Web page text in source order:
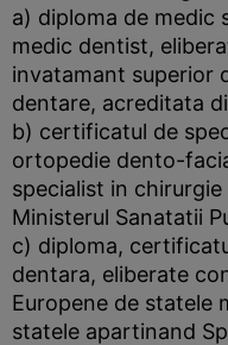
a) diploma de medic
medic dentist,
invatamant superior
dentare, acreditata
b) certificatul de
ortopedie dento-
specialist in
Ministerul Sanatatii
c) diploma,
dentara, eliberate
Europene de statele
statele apartinand